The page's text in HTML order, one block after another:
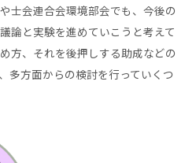
士会連合会環境部会でも、今後の
論と実験を進めていこうと考えて
方、それを後押しする助成などの
多方面からの検討を行っていくつ